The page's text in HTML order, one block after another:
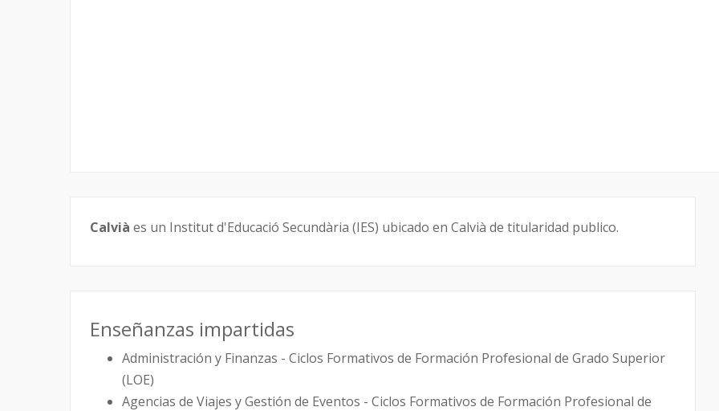
Calvià es un Institut d'Educació Secundària (IES) ubicado en Calvià de titularidad publico.
Enseñanzas impartidas
Administración y Finanzas - Ciclos Formativos de Formación Profesional de Grado Superior
(LOE)
Agencias de Viajes y Gestión de Eventos - Ciclos Formativos de Formación Profesional de